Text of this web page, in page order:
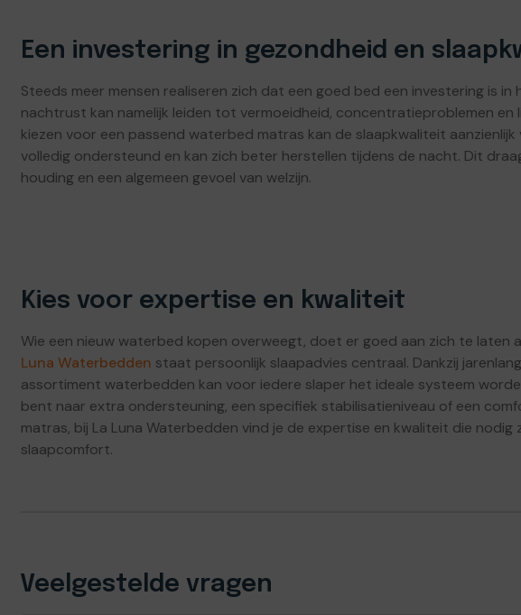
Een investering in gezondheid en
Steeds meer mensen realiseren zich dat een goed bed een investering is in
nachtrust kan namelijk leiden tot vermoeidheid, concentratieproblemen en
kiezen voor een passend waterbed matras kan de slaapkwaliteit
volledig ondersteund en kan zich beter herstellen tijdens de nacht. Dit
houding en een algemeen gevoel van welzijn.
Kies voor expertise en kwaliteit
Wie een nieuw waterbed kopen overweegt, doet er goed aan zich te laten
Luna Waterbedden staat persoonlijk slaapadvies centraal. Dankzij
assortiment waterbedden kan voor iedere slaper het ideale systeem
bent naar extra ondersteuning, een specifiek stabilisatieniveau of een
matras, bij La Luna Waterbedden vind je de expertise en kwaliteit die nodig
slaapcomfort.
Veelgestelde vragen